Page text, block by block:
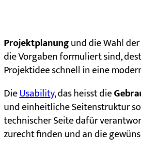
Projektplanungund die Wahl
die Vorgaben formuliert sind,
Projektidee schnell in eine
DieUsability, das heisst die
und einheitliche Seitenstruktur
technischer Seite dafür
zurecht finden und an die